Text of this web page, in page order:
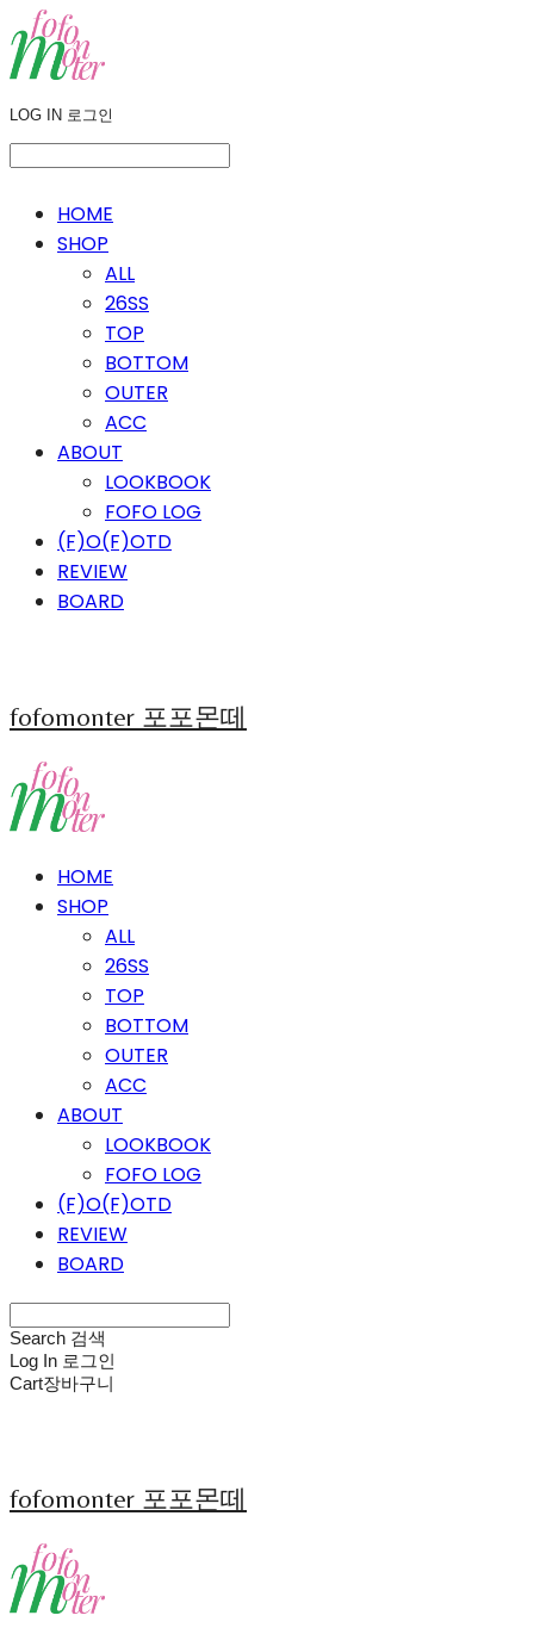
LOG IN 로그인
HOME
SHOP
ALL
26SS
TOP
BOTTOM
OUTER
ACC
ABOUT
LOOKBOOK
FOFO LOG
(F)O(F)OTD
REVIEW
BOARD
fofomonter 포포몬떼
HOME
SHOP
ALL
26SS
TOP
BOTTOM
OUTER
ACC
ABOUT
LOOKBOOK
FOFO LOG
(F)O(F)OTD
REVIEW
BOARD
Search 검색
Log In 로그인
Cart장바구니
fofomonter 포포몬떼